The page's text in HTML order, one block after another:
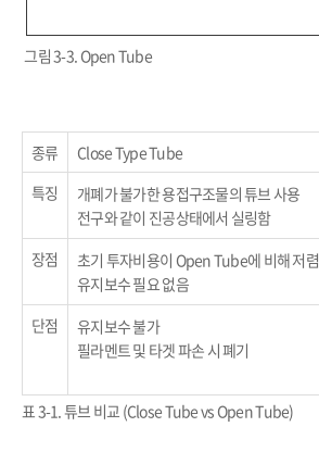
그림 3-3. Open Tube
종류 Close Type Tube
특징
개폐가 불가한 용접구조물의 튜브 사용
전구와 같이 진공상태에서 실링함
장점
초기 투자비용이 Open Tube에 비해 저렴
유지보수 필요 없음
단점
유지보수 불가
필라멘트 및 타겟 파손 시 폐기
표 3-1. 튜브 비교 (Close Tube vs Open Tube)